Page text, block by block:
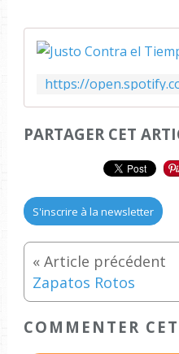
PARTAGER CET
S'inscrire à la newsletter
Zapatos Rotos
COMMENTER